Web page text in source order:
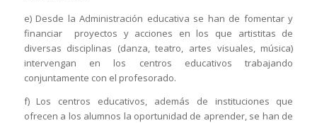
e) Desde la Administración educativa se han de fomentar y
financiar proyectos y acciones en los que artistitas de
diversas disciplinas (danza, teatro, artes visuales, música)
intervengan en los centros educativos trabajando
conjuntamente con el profesorado.
f) Los centros educativos, además de instituciones que
ofrecen a los alumnos la oportunidad de aprender, se han de